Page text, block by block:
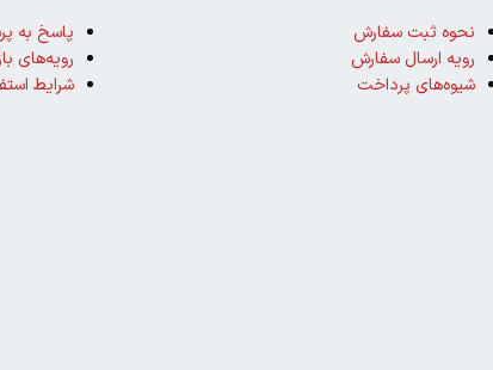
پاسخ به
رویه‌های
شرایط
نحوه ثبت سفارش
رویه ارسال سفارش
شیوه‌های پرداخت